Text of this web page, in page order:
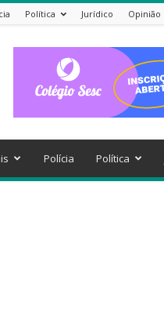
Política Jurídico Opinião
Polícia Política